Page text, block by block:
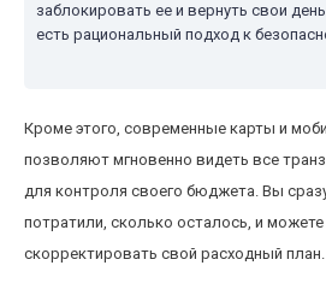
заблокировать ее и вернуть свои
есть рациональный подход к
Кроме этого, современные карты и
позволяют мгновенно видеть все
для контроля своего бюджета. Вы
потратили, сколько осталось, и
скорректировать свой расходный план.